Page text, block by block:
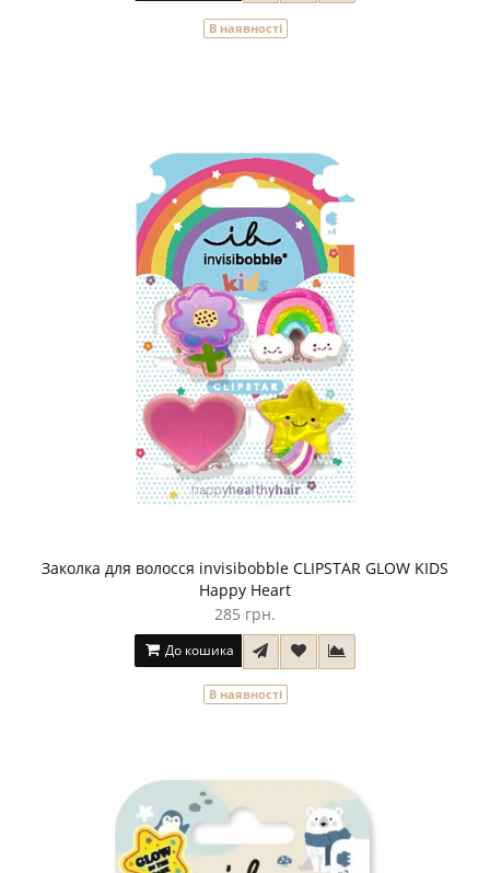
В наявності
Заколка для волосся invisibobble CLIPSTAR GLOW KIDS
Happy Heart
285 грн.
До кошика
В наявності